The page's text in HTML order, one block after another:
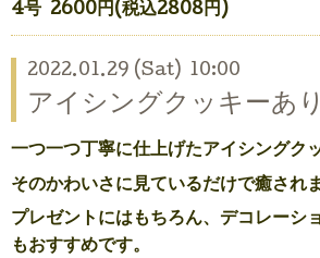
4号 2600円(税込2808円)
2022.01.29 (Sat) 10:00
アイシングクッキーあ
一つ一つ丁寧に仕上げたアイシングク
そのかわいさに見ているだけで癒されま
プレゼントにはもちろん、デコレーシ
もおすすめです。